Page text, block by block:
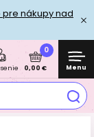
pre nákupy nad
0
0,00 € Menu